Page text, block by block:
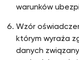
warunków
Wzór
którym wyraża
danych